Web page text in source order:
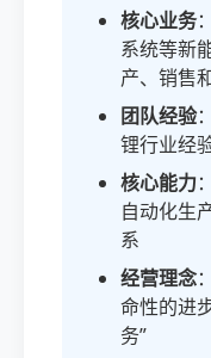
核心业务
系统等新
产、销售
团队经验
锂行业经
核心能力
自动化生
系
经营理念
命性的进
务”